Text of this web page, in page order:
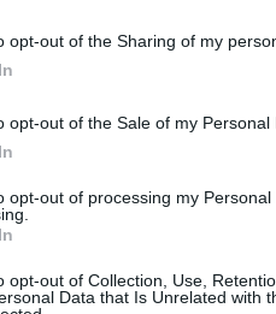
opt-out of the Sharing of my
opt-out of the Sale of my Personal
opt-out of processing my Personal
opt-out of Collection, Use,
Data that Is Unrelated with
CÍME:
tartalomnak minősülnek, értük a
esetén forduljon a blog
adatvédelmi tájékoztatóban